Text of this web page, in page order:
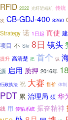
RFID 2022 光纤近端机 传统
次 CB-GDJ-400 8260
Strategy 诺 1日起 而使
项目 不 Skr 8日 镜头
提升 高清楚 把 首个 认
源 启用 质押 2016年
行政执法 祝 大赛 售价 体制
PDT 累 治理局 须 华
线 用 传输系统 振奋精神